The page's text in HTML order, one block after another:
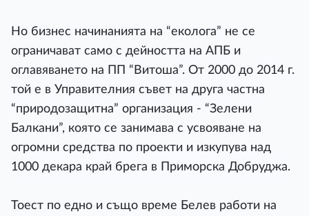
Но бизнес начинанията на “еколога” не се
ограничават само с дейността на АПБ и
оглавяването на ПП “Витоша”. От 2000 до 2014 г.
той е в Управителния съвет на друга частна
“природозащитна” организация - “Зелени
Балкани”, която се занимава с усвояване на
огромни средства по проекти и изкупува над
1000 декара край брега в Приморска Добруджа.
Тоест по едно и също време Белев работи на